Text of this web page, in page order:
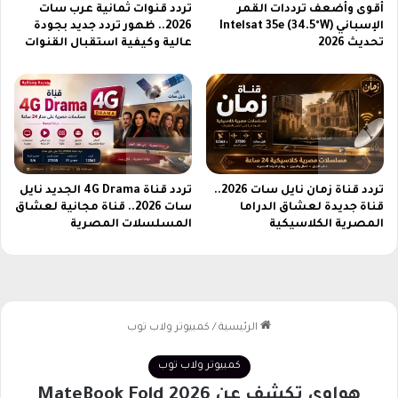
ي
د
ع
ك
م
ف
ر
ي
م
ب
ب
أقوى وأضعف ترددات القمر
الإسباني Intelsat 35e (34.5°W)
تحديث 2026
تردد قنوات ثمانية عرب سات
2026.. ظهور تردد جديد بجودة
عالية وكيفية استقبال القنوات
تردد قناة زمان نايل سات 2026..
قناة جديدة لعشاق الدراما
المصرية الكلاسيكية
تردد قناة 4G Drama الجديد نايل
سات 2026.. قناة مجانية لعشاق
المسلسلات المصرية